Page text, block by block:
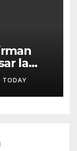
la
y
TODAY